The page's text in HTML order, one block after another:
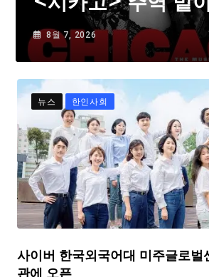
8월 7, 2026
뉴스 한인사회
사이버 한국외국어대 미주글로벌